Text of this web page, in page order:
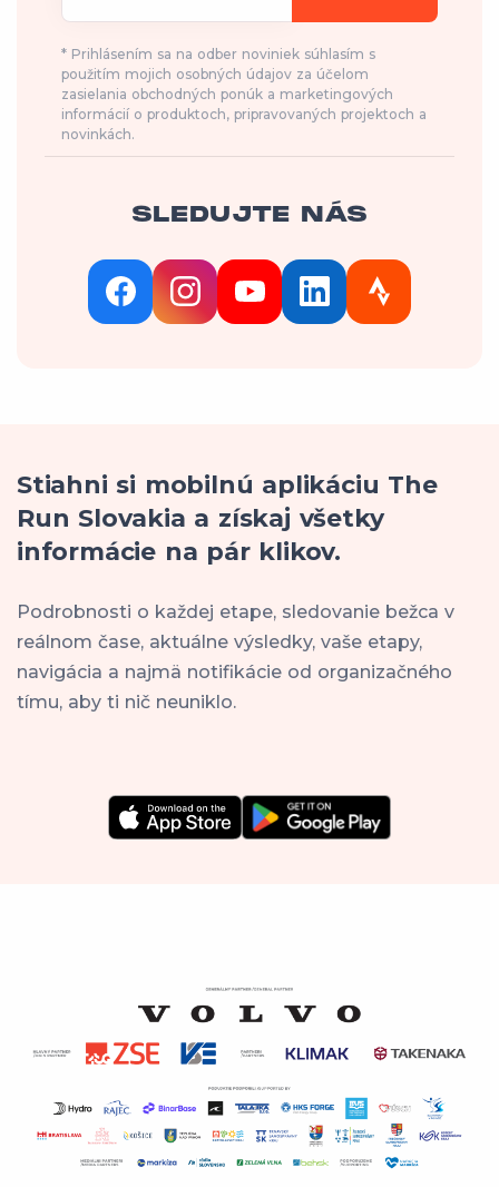
* Prihlásením sa na odber noviniek súhlasím s
použitím mojich osobných údajov za účelom
zasielania obchodných ponúk a marketingových
informácií o produktoch, pripravovaných projektoch a
novinkách.
SLEDUJTE NÁS
Stiahni si mobilnú aplikáciu The
Run Slovakia a získaj všetky
informácie na pár klikov.
Podrobnosti o každej etape, sledovanie bežca v
reálnom čase, aktuálne výsledky, vaše etapy,
navigácia a najmä notifikácie od organizačného
tímu, aby ti nič neuniklo.